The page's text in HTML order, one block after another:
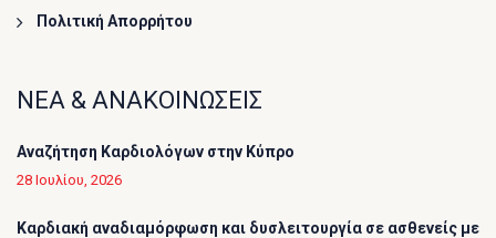
Πολιτική Απορρήτου
ΝΕΑ & ΑΝΑΚΟΙΝΩΣΕΙΣ
Αναζήτηση Καρδιολόγων στην Κύπρο
28 Ιουλίου, 2026
Καρδιακή αναδιαμόρφωση και δυσλειτουργία σε ασθενείς με